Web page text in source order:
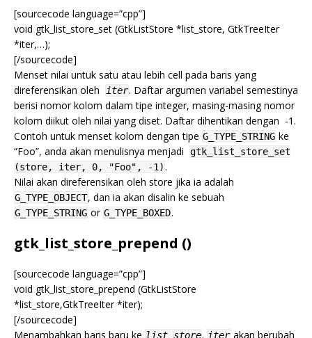
[sourcecode language=”cpp”]
void gtk_list_store_set (GtkListStore *list_store, GtkTreeIter
*iter,…);
[/sourcecode]
Menset nilai untuk satu atau lebih cell pada baris yang
direferensikan oleh
iter. Daftar argumen variabel semestinya
berisi nomor kolom dalam tipe integer, masing-masing nomor
kolom diikut oleh nilai yang diset. Daftar dihentikan dengan -1.
Contoh untuk menset kolom dengan tipe G_TYPE_STRING ke
“Foo”, anda akan menulisnya menjadi
gtk_list_store_set
(store, iter, 0, "Foo", -1).
Nilai akan direferensikan oleh store jika ia adalah
G_TYPE_OBJECT, dan ia akan disalin ke sebuah
G_TYPE_STRING or G_TYPE_BOXED.
gtk_list_store_prepend ()
[sourcecode language=”cpp”]
void gtk_list_store_prepend (GtkListStore
*list_store,GtkTreeIter *iter);
[/sourcecode]
Menambahkan baris baru ke list_store. iter akan berubah